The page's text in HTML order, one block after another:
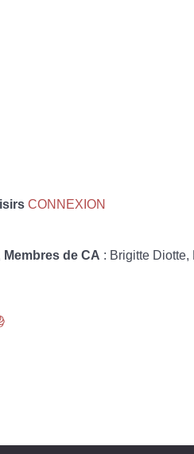
CONNEXION
Membres de CA : Brigitte Diotte,